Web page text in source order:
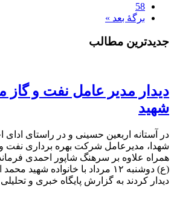
58
برگهٔ بعد »
جدیدترین مطالب
دیدار مدیر عامل نفت و گاز
شهید
در آستانه اربعین حسینی و در راستای ادای
شهدا، مدیرعامل شرکت بهره برداری نفت
همراه علاوه بر سرهنگ شاپور احمدی
(ع) دوشنبه ۱۲ مرداد با خانواده
دیدار کردند به گزارش پایگاه خبری و